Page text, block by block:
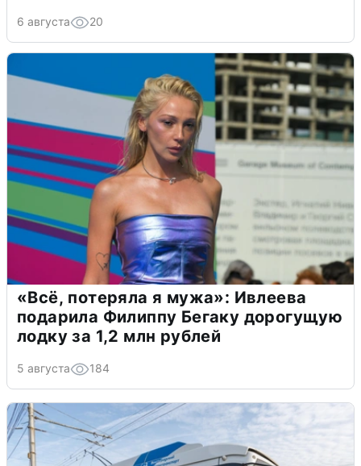
6 августа 20
«Всё, потеряла я мужа»: Ивлеева
подарила Филиппу Бегаку дорогущую
лодку за 1,2 млн рублей
5 августа 184